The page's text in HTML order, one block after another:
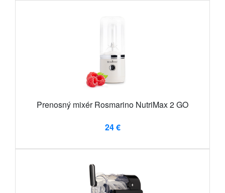
Prenosný mixér Rosmarino NutriMax 2 GO
24 €